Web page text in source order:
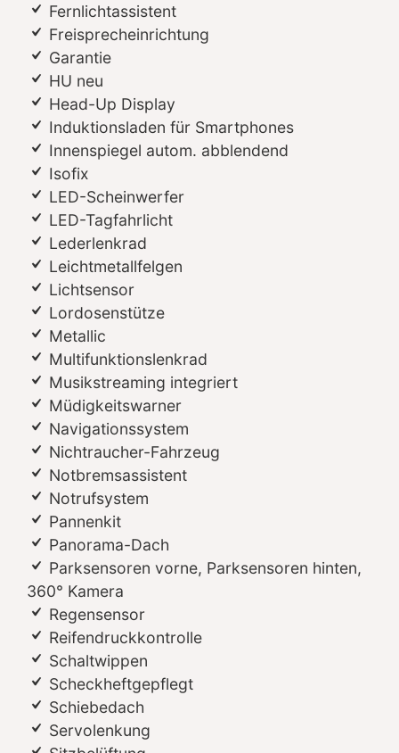
Fernlichtassistent
Freisprecheinrichtung
Garantie
HU neu
Head-Up Display
Induktionsladen für Smartphones
Innenspiegel autom. abblendend
Isofix
LED-Scheinwerfer
LED-Tagfahrlicht
Lederlenkrad
Leichtmetallfelgen
Lichtsensor
Lordosenstütze
Metallic
Multifunktionslenkrad
Musikstreaming integriert
Müdigkeitswarner
Navigationssystem
Nichtraucher-Fahrzeug
Notbremsassistent
Notrufsystem
Pannenkit
Panorama-Dach
Parksensoren vorne, Parksensoren hinten,
360° Kamera
Regensensor
Reifendruckkontrolle
Schaltwippen
Scheckheftgepflegt
Schiebedach
Servolenkung